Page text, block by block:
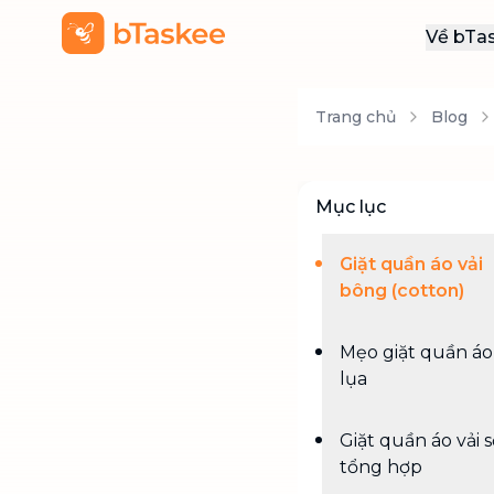
Về
Trang chủ Blog
Mục lục
Giặt quần áo vải
bông (cotton)
Mẹo giặt quần áo
lụa
Giặt quần áo vải
tổng hợp